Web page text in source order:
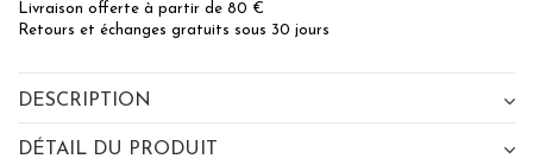
Livraison offerte à partir de 80 €
Retours et échanges gratuits sous 30 jours
DESCRIPTION
DÉTAIL DU PRODUIT